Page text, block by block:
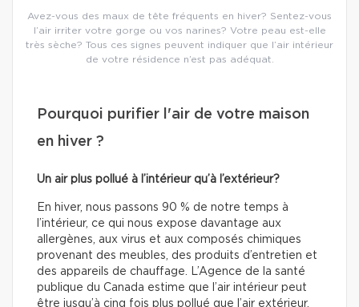
Avez-vous des maux de tête fréquents en hiver? Sentez-vous
l’air irriter votre gorge ou vos narines? Votre peau est-elle
très sèche? Tous ces signes peuvent indiquer que l’air intérieur
de votre résidence n’est pas adéquat.
Pourquoi purifier l'air de votre maison
en hiver ?
Un air plus pollué à l’intérieur qu’à l’extérieur?
En hiver, nous passons 90 % de notre temps à
l’intérieur, ce qui nous expose davantage aux
allergènes, aux virus et aux composés chimiques
provenant des meubles, des produits d’entretien et
des appareils de chauffage. L’Agence de la santé
publique du Canada estime que l’air intérieur peut
être jusqu’à cinq fois plus pollué que l’air extérieur.